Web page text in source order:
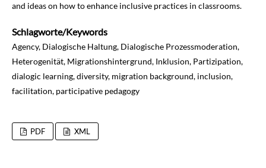
Schlagworte/Keywords
Agency, Dialogische Haltung, Dialogische Prozessmoderation,
Heterogenität, Migrationshintergrund, Inklusion, Partizipation,
dialogic learning, diversity, migration background, inclusion,
facilitation, participative pedagogy
and ideas on how to enhance inclusive practices in classrooms.
PDF XML